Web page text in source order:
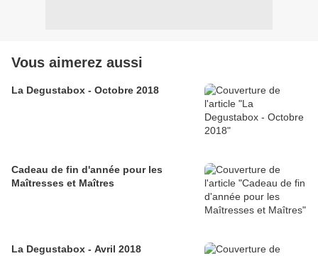
Vous aimerez aussi
La Degustabox - Octobre 2018
Cadeau de fin d'année pour les
Maîtresses et Maîtres
La Degustabox - Avril 2018